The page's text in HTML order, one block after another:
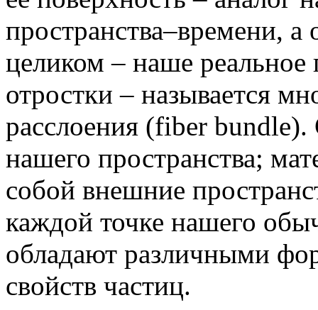
пространства–времени,
целиком – наше реальное
отростки – называется
расслоения (fiber
нашего пространства;
собой внешние
каждой точке нашего
обладают различными
свойств частиц.